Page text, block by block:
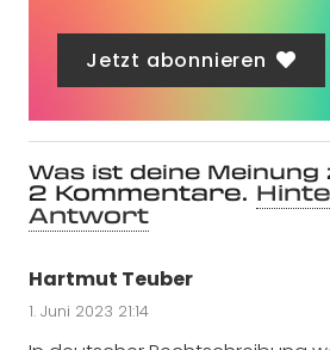
Jetzt abonnieren
Was ist deine
2 Kommentare.
Antwort
Hartmut Teuber
1. Juni 2023 21:14